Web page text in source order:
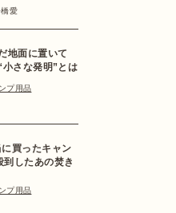
愛
地面に置いて
さな発明”とは
プ用品
買ったキャン
したあの焚き
プ用品